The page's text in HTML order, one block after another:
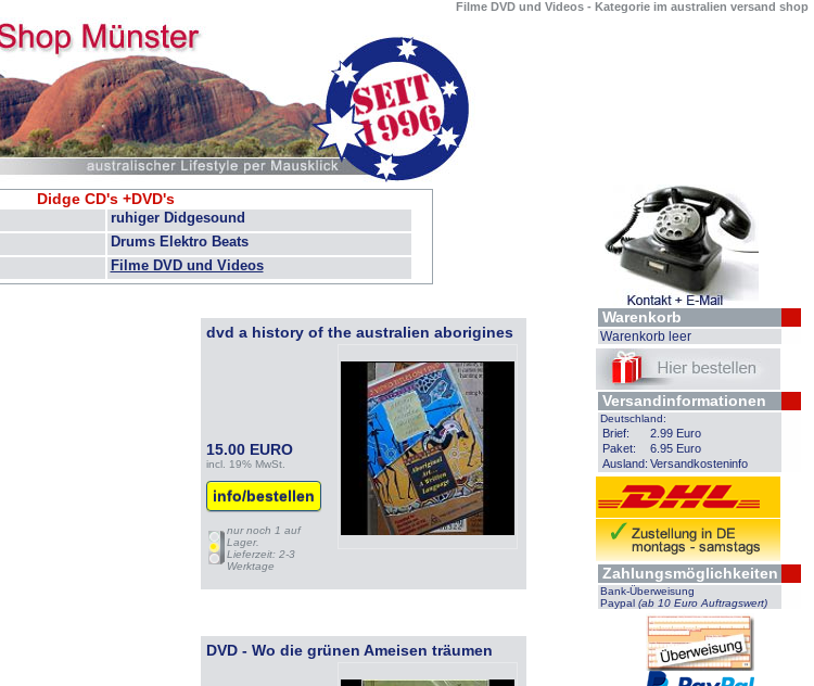
Filme DVD und Videos - Kategorie im australien versand shop
Didge CD's +DVD's
ruhiger Didgesound
Drums Elektro Beats
Filme DVD und Videos
dvd a history of the australien aborigines
15.00 EURO
incl. 19% MwSt.
info/bestellen
nur noch 1 auf
Lager.
Lieferzeit: 2-3
Werktage
DVD - Wo die grünen Ameisen träumen
Warenkorb
Warenkorb leer
Versandinformationen
Deutschland:
Brief:
2.99 Euro
Paket:
6.95 Euro
Ausland: Versandkosteninfo
Zahlungsmöglichkeiten
Bank-Überweisung
Paypal (ab 10 Euro Auftragswert)